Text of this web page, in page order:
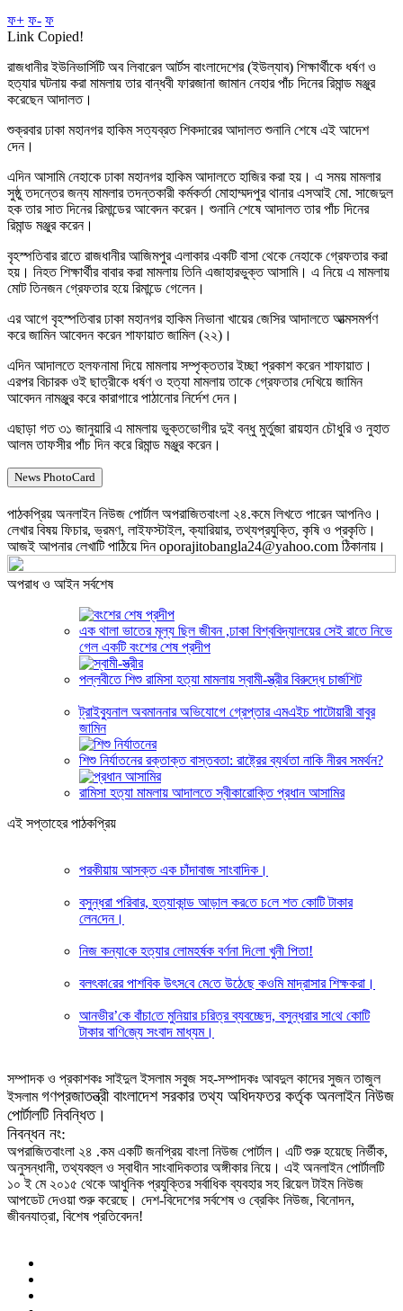
ফ+ ফ- ফ
Link Copied!
রাজধানীর ইউনিভার্সিটি অব লিবারেল আর্টস বাংলাদেশের (ইউল্যাব) শিক্ষার্থীকে ধর্ষণ ও
হত্যার ঘটনায় করা মামলায় তার বান্ধবী ফারজানা জামান নেহার পাঁচ দিনের রিমান্ড মঞ্জুর
করেছেন আদালত।
শুক্রবার ঢাকা মহানগর হাকিম সত্যব্রত শিকদারের আদালত শুনানি শেষে এই আদেশ
দেন।
এদিন আসামি নেহাকে ঢাকা মহানগর হাকিম আদালতে হাজির করা হয়। এ সময় মামলার
সুষ্ঠু তদন্তের জন্য মামলার তদন্তকারী কর্মকর্তা মোহাম্মদপুর থানার এসআই মো. সাজেদুল
হক তার সাত দিনের রিমান্ডের আবেদন করেন। শুনানি শেষে আদালত তার পাঁচ দিনের
রিমান্ড মঞ্জুর করেন।
বৃহস্পতিবার রাতে রাজধানীর আজিমপুর এলাকার একটি বাসা থেকে নেহাকে গ্রেফতার করা
হয়। নিহত শিক্ষার্থীর বাবার করা মামলায় তিনি এজাহারভুক্ত আসামি। এ নিয়ে এ মামলায়
মোট তিনজন গ্রেফতার হয়ে রিমান্ডে গেলেন।
এর আগে বৃহস্পতিবার ঢাকা মহানগর হাকিম নিভানা খায়ের জেসির আদালতে আত্মসমর্পণ
করে জামিন আবেদন করেন শাফায়াত জামিল (২২)।
এদিন আদালতে হলফনামা দিয়ে মামলায় সম্পৃক্ততার ইচ্ছা প্রকাশ করেন শাফায়াত।
এরপর বিচারক ওই ছাত্রীকে ধর্ষণ ও হত্যা মামলায় তাকে গ্রেফতার দেখিয়ে জামিন
আবেদন নামঞ্জুর করে কারাগারে পাঠানোর নির্দেশ দেন।
এছাড়া গত ৩১ জানুয়ারি এ মামলায় ভুক্তভোগীর দুই বন্ধু মুর্তুজা রায়হান চৌধুরি ও নুহাত
আলম তাফসীর পাঁচ দিন করে রিমান্ড মঞ্জুর করেন।
News PhotoCard
পাঠকপ্রিয় অনলাইন নিউজ পোর্টাল অপরাজিতবাংলা ২৪.কমে লিখতে পারেন আপনিও।
লেখার বিষয় ফিচার, ভ্রমণ, লাইফস্টাইল, ক্যারিয়ার, তথ্যপ্রযুক্তি, কৃষি ও প্রকৃতি।
আজই আপনার লেখাটি পাঠিয়ে দিন oporajitobangla24@yahoo.com ঠিকানায়।
অপরাধ ও আইন সর্বশেষ
এক থালা ভাতের মূল্য ছিল জীবন ,ঢাকা বিশ্ববিদ্যালয়ের সেই রাতে নিভে
গেল একটি বংশের শেষ প্রদীপ
পল্লবীতে শিশু রামিসা হত্যা মামলায় স্বামী-স্ত্রীর বিরুদ্ধে চার্জশিট
ট্রাইব্যুনাল অবমাননার অভিযোগে গ্রেপ্তার এমএইচ পাটোয়ারী বাবুর
জামিন
শিশু নির্যাতনের রক্তাক্ত বাস্তবতা: রাষ্ট্রের ব্যর্থতা নাকি নীরব সমর্থন?
রামিসা হত্যা মামলায় আদালতে স্বীকারোক্তি প্রধান আসামির
এই সপ্তাহের পাঠকপ্রিয়
পরকীয়ায় আসক্ত এক চাঁদাবাজ সাংবাদিক।
বসুন্ধরা প‌রিবার, হত্যাকান্ড আড়াল কর‌তে চ‌লে শত কো‌টি টাকার
লেন‌দেন।
নিজ কন্যা‌কে হত্যার লে‌ামহর্ষক বর্ণনা দি‌লো খুনী পিতা!
বলৎকা‌রের পাশ‌বিক উৎস‌বে মে‌তে উঠে‌ছে কও‌মি মাদ্রাসার শিক্ষকরা।
আনভী‌র’‌কে বাঁচা‌তে মু‌নিয়ার চ‌রিত্র ব্যবচ্ছেদ, বসুন্ধরার সা‌থে কো‌টি
টাকার বা‌ণি‌জ্যে সংবাদ মাধ্যম।
সম্পাদক ও প্রকাশকঃ সাইদুল ইসলাম সবুজ সহ-সম্পাদকঃ আবদুল কাদের সুজন তাজুল
ইসলামগণপ্রজাতন্ত্রী বাংলাদেশ সরকার তথ্য অধিদফতর কর্তৃক অনলাইন নিউজ
পোর্টালটি নিবন্ধিত।
নিবন্ধন নং:
অপরাজিতবাংলা ২৪ .কম একটি জনপ্রিয় বাংলা নিউজ পোর্টাল। এটি শুরু হয়েছে নির্ভীক,
অনুসন্ধানী, তথ্যবহুল ও স্বাধীন সাংবাদিকতার অঙ্গীকার নিয়ে। এই অনলাইন পোর্টালটি
১০ ই মে ২০১৫ থেকে আধুনিক প্রযুক্তির সর্বাধিক ব্যবহার সহ রিয়েল টাইম নিউজ
আপডেট দেওয়া শুরু করেছে। দেশ-বিদেশের সর্বশেষ ও ব্রেকিং নিউজ, বিনোদন,
জীবনযাত্রা, বিশেষ প্রতিবেদন!